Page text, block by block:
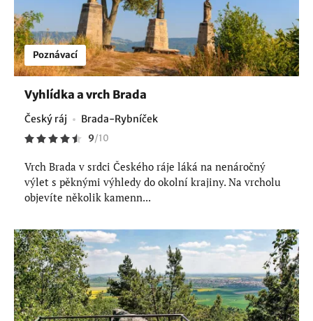
Poznávací
Vyhlídka a vrch Brada
Český ráj Brada-Rybníček
9/10
Vrch Brada v srdci Českého ráje láká na nenáročný
výlet s pěknými výhledy do okolní krajiny. Na vrcholu
objevíte několik kamenn...